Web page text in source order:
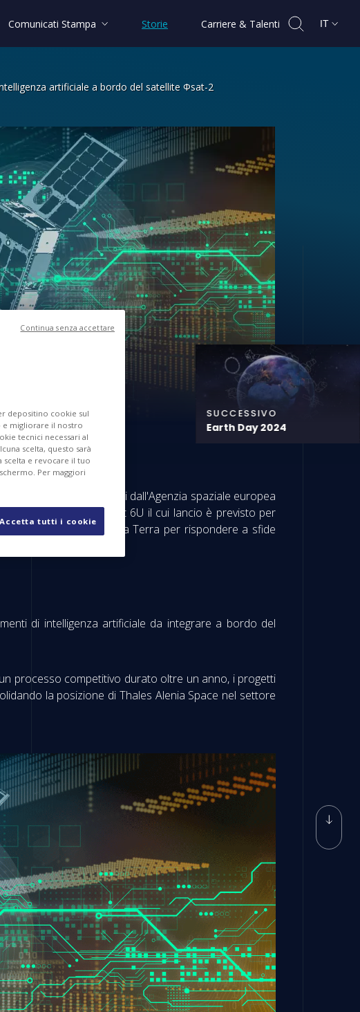
Comunicati Stampa Storie Carriere & Talenti IT
artificiale a bordo del satellite Φsat-2
ESA per testare tecnologie di
SUCCESSIVO
Earth Day 2024
sono stati selezionati dall'Agenzia spaziale europea
un CubeSat 6U il cui lancio è previsto per
di osservazione della Terra per rispondere a sfide
di intelligenza artificiale da integrare a bordo del
processo competitivo durato oltre un anno, i progetti
la posizione di Thales Alenia Space nel settore
depositino cookie sul
e migliorare il nostro
tecnici necessari al
scelta, questo sarà
scelta e revocare il tuo
Per maggiori
Accetta tutti i cookie
Continua senza accettare